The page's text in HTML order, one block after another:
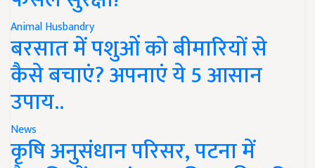
Animal Husbandry
बरसात में पशुओं को बीमारियों से
कैसे बचाएं? अपनाएं ये 5 आसान
उपाय..
News
कृषि अनुसंधान परिसर, पटना में